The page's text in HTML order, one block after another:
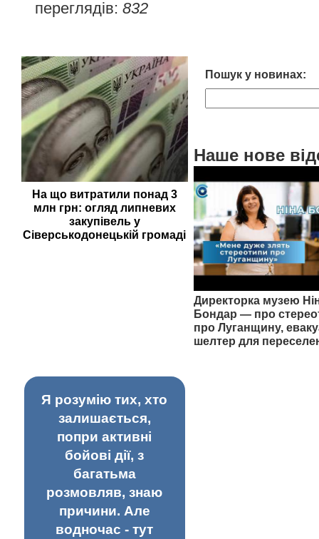
переглядів:832
На що витратили понад 3
млн грн: огляд липневих
закупівель у
Сіверськодонецькій громаді
Пошук у новинах:
Наше нове
Директорка музею
Бондар — про
про Луганщину,
шелтер для
Я розумію тих, хто
залишається,
попри активні
бойові дії, з
багатьма
розмовляв, знаю
причини. Але
водночас - тут